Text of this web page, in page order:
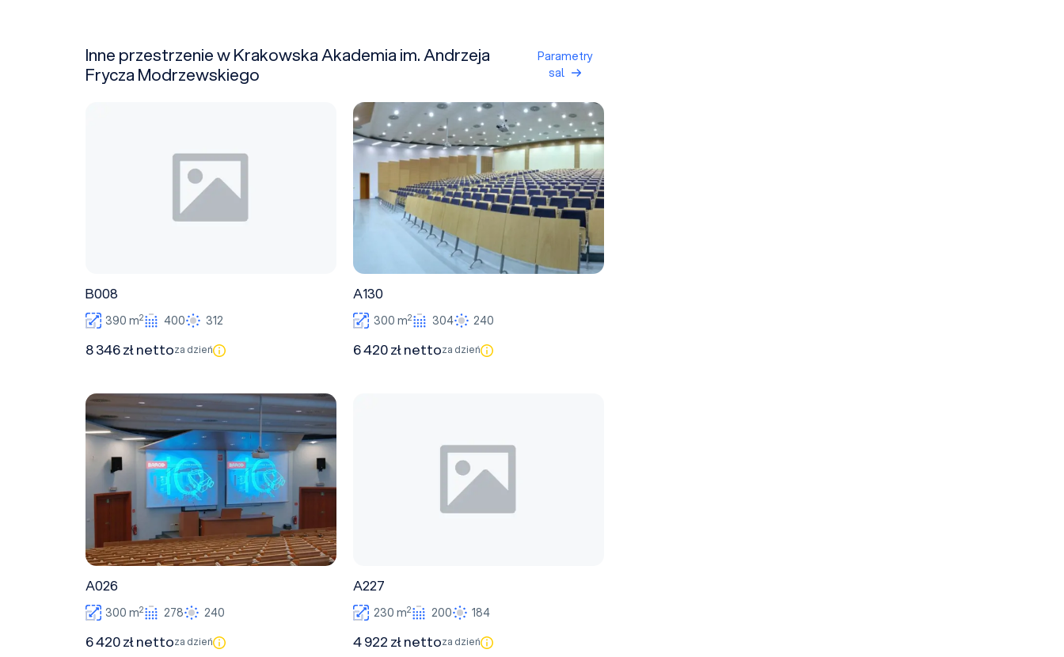
Inne przestrzenie w Krakowska Akademia im. Andrzeja
Frycza Modrzewskiego
Parametry
sal
B008
390 m2 400 312
8 346 zł nettoza dzień
A130
A130
300 m2 304 240
6 420 zł nettoza dzień
A026
A026
300 m2 278 240
6 420 zł nettoza dzień
A227
230 m2 200 184
4 922 zł nettoza dzień